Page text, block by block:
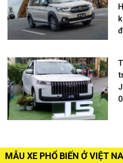
MẪU XE PHỔ BIẾN Ở VIỆT